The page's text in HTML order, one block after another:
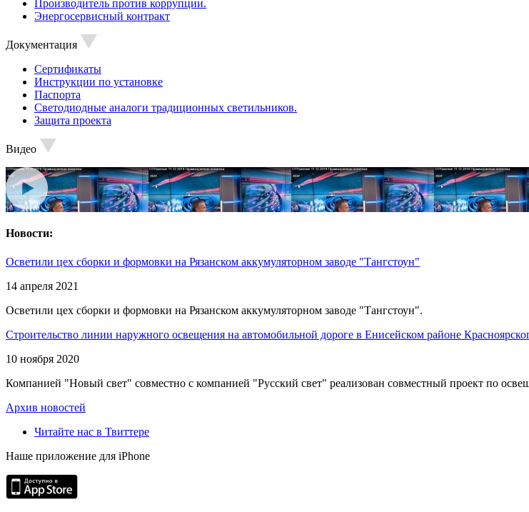
Производитель против коррупции.
Энергосервисный контракт
Документация
Сертификаты
Инструкции по установке
Паспорта
Светодиодные аналоги традиционных светильников.
Защита проекта
Видео
Новости:
Осветили цех сборки и формовки на Рязанском аккумуляторном заводе "Тангстоун"
14 апреля 2021
Осветили цех сборки и формовки на Рязанском аккумуляторном заводе "Тангстоун".
Строительство линии наружного освещения на автомобильной дороге в Енисейском районе
10 ноября 2020
Компанией "Новый свет" совместно с компанией "Русский свет" реализован совместный проект по
Архив новостей
Читайте нас в Твиттере
Наше приложение для iPhone